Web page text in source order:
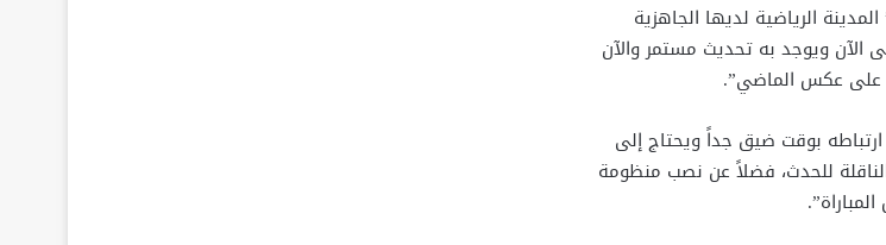
الرياضية لديها الجاهزية
الآن ويوجد به تحديث مستمر والآن
بوقت ضيق جداً ويحتاج إلى
الناقلة للحدث، فضلاً عن نصب منظومة